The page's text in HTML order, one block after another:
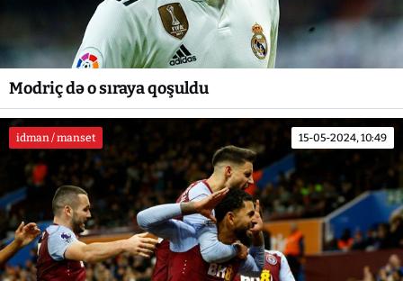
Modriç də o sıraya qoşuldu
idman / manset 15-05-2024, 10:49